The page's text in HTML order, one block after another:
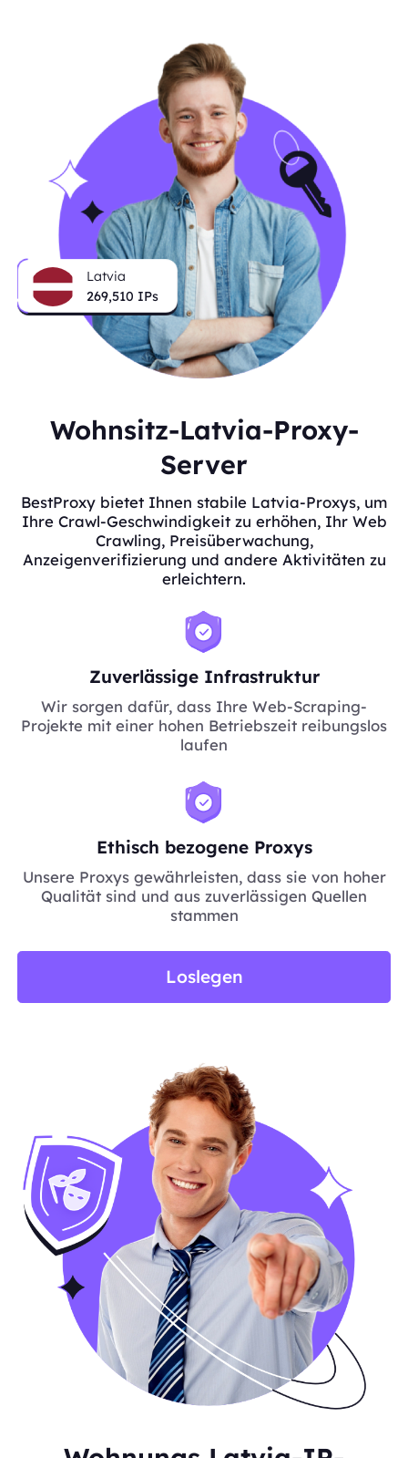
Latvia
269,510 IPs
Wohnsitz-Latvia-Proxy-
Server
BestProxy bietet Ihnen stabile Latvia-Proxys, um
Ihre Crawl-Geschwindigkeit zu erhöhen, Ihr Web
Crawling, Preisüberwachung,
Anzeigenverifizierung und andere Aktivitäten zu
erleichtern.
Zuverlässige Infrastruktur
Wir sorgen dafür, dass Ihre Web-Scraping-
Projekte mit einer hohen Betriebszeit reibungslos
laufen
Ethisch bezogene Proxys
Unsere Proxys gewährleisten, dass sie von hoher
Qualität sind und aus zuverlässigen Quellen
stammen
Loslegen